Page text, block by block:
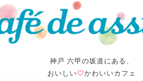
神戸 六甲の坂道にある、
おいしい
かわいいカフェ